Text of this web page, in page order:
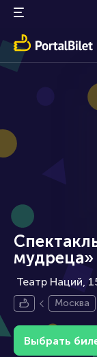
мудреца»
Театр Наций,
Москва
Выбрать